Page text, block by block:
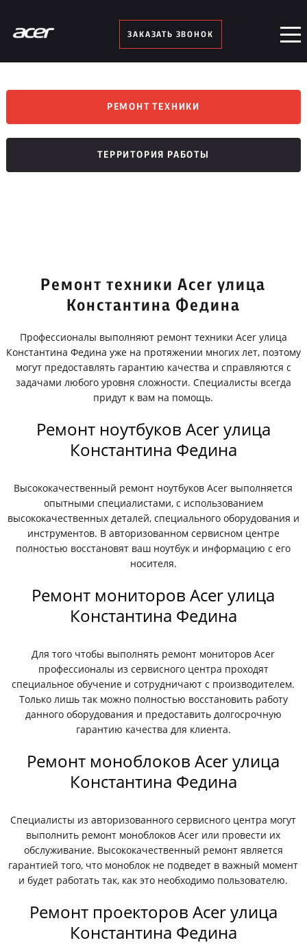
ЗАКАЗАТЬ ЗВОНОК
РЕМОНТ ТЕХНИКИ
ТЕРРИТОРИЯ РАБОТЫ
Ремонт техники Acer улица
Константина Федина
Профессионалы выполняют ремонт техники Acer улица
Константина Федина уже на протяжении многих лет, поэтому
могут предоставлять гарантию качества и справляются с
задачами любого уровня сложности. Специалисты всегда
придут к вам на помощь.
Ремонт ноутбуков Acer улица
Константина Федина
Высококачественный ремонт ноутбуков Acer выполняется
опытными специалистами, с использованием
высококачественных деталей, специального оборудования и
инструментов. В авторизованном сервисном центре
полностью восстановят ваш ноутбук и информацию с его
носителя.
Ремонт мониторов Acer улица
Константина Федина
Для того чтобы выполнять ремонт мониторов Acer
профессионалы из сервисного центра проходят
специальное обучение и сотрудничают с производителем.
Только лишь так можно полностью восстановить работу
данного оборудования и предоставить долгосрочную
гарантию качества для клиента.
Ремонт моноблоков Acer улица
Константина Федина
Специалисты из авторизованного сервисного центра могут
выполнить ремонт моноблоков Acer или провести их
обслуживание. Высококачественный ремонт является
гарантией того, что моноблок не подведет в важный момент
и будет работать так, как это необходимо пользователю.
Ремонт проекторов Acer улица
Константина Федина